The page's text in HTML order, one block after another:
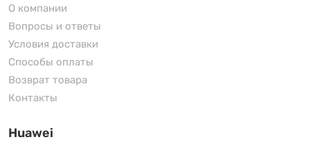
О компании
Вопросы и ответы
Условия доставки
Способы оплаты
Возврат товара
Контакты
Huawei